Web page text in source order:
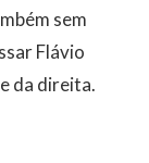
sem
Flávio
da direita.